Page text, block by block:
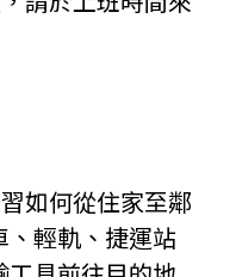
如何從住家至鄰
、輕軌、捷運站